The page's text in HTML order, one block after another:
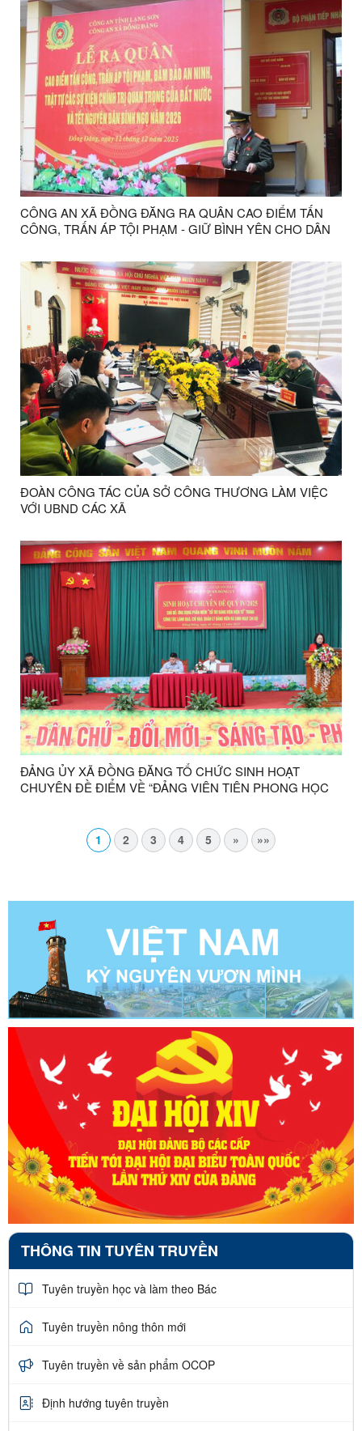
CÔNG AN XÃ ĐỒNG ĐĂNG RA QUÂN CAO ĐIỂM TẤN
CÔNG, TRẤN ÁP TỘI PHẠM - GIỮ BÌNH YÊN CHO DÂN
ĐOÀN CÔNG TÁC CỦA SỞ CÔNG THƯƠNG LÀM VIỆC
VỚI UBND CÁC XÃ
ĐẢNG ỦY XÃ ĐỒNG ĐĂNG TỔ CHỨC SINH HOẠT
CHUYÊN ĐỀ ĐIỂM VỀ “ĐẢNG VIÊN TIÊN PHONG HỌC
1 2 3 4 5 » »»
THÔNG TIN TUYÊN TRUYỀN
Tuyên truyền học và làm theo Bác
Tuyên truyền nông thôn mới
Tuyên truyền về sản phẩm OCOP
Định hướng tuyên truyền